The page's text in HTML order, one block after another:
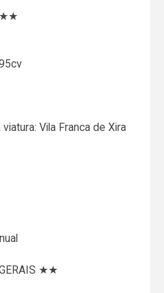
★★
Vila Franca de Xira
★★